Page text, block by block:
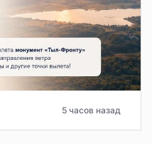
5 часов назад